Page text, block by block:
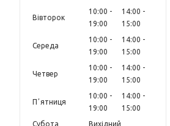
Вівторок
10:00
19:00
14:00
15:00
Середа
10:00
19:00
14:00
15:00
Четвер
10:00
19:00
14:00
15:00
Пʼятниця
10:00
19:00
14:00
15:00
Субота
Вихідний